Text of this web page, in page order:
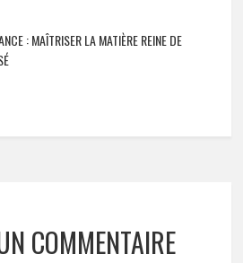
: MAÎTRISER LA MATIÈRE REINE DE
COMMENTAIRE